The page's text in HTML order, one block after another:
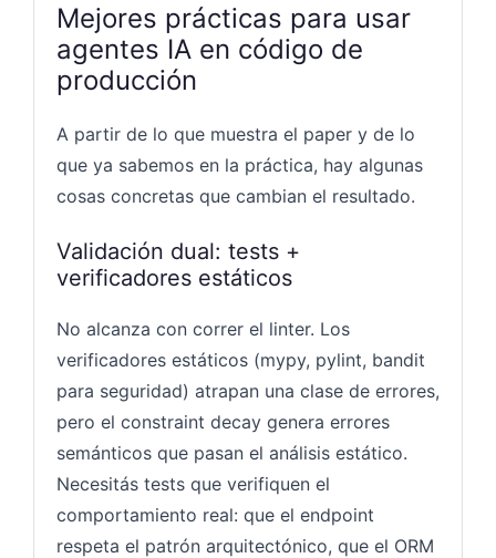
Mejores prácticas para usar
agentes IA en código de
producción
A partir de lo que muestra el paper y de lo
que ya sabemos en la práctica, hay algunas
cosas concretas que cambian el resultado.
Validación dual: tests +
verificadores estáticos
No alcanza con correr el linter. Los
verificadores estáticos (mypy, pylint, bandit
para seguridad) atrapan una clase de errores,
pero el constraint decay genera errores
semánticos que pasan el análisis estático.
Necesitás tests que verifiquen el
comportamiento real: que el endpoint
respeta el patrón arquitectónico, que el ORM